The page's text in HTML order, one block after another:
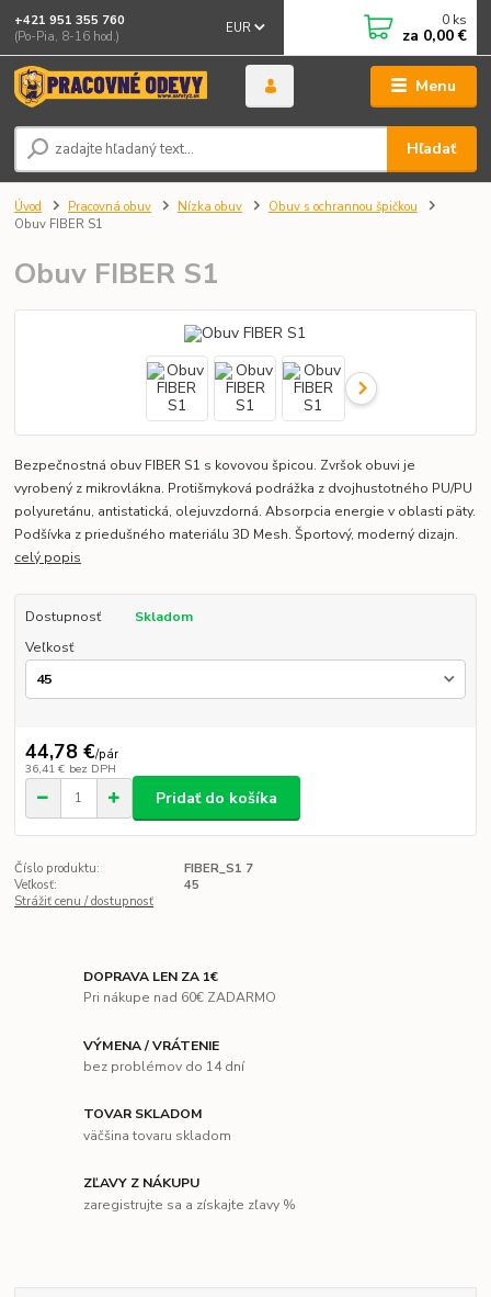
Menu
EUR
Hľadať
+421 951 355 760
(Po-Pia, 8-16 hod.)
0 ks
za 0,00 €
Úvod Pracovná obuv Nízka obuv
Obuv s ochrannou špičkou
Obuv FIBER S1
Obuv FIBER S1
Bezpečnostná obuv FIBER S1 s kovovou špicou. Zvršok obuvi je
vyrobený z mikrovlákna. Protišmyková podrážka z dvojhustotného PU/PU
polyuretánu, antistatická, olejuvzdorná. Absorpcia energie v oblasti päty.
Podšívka z priedušného materiálu 3D Mesh. Športový, moderný dizajn.
celý popis
Dostupnosť
Skladom
Veľkosť
44,78 €/pár
36,41 € bez DPH
Pridať do košíka
Číslo produktu:
FIBER_S1 7
Veľkosť:
45
Strážiť cenu / dostupnosť
DOPRAVA LEN ZA 1€
Pri nákupe nad 60€ ZADARMO
VÝMENA / VRÁTENIE
bez problémov do 14 dní
TOVAR SKLADOM
väčšina tovaru skladom
ZĽAVY Z NÁKUPU
zaregistrujte sa a získajte zľavy %